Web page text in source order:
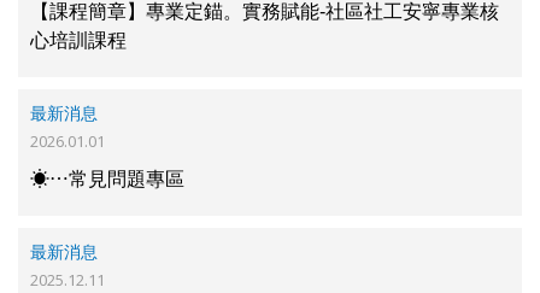
【課程簡章】專業定錨。實務賦能-社區社工安寧專業核
心培訓課程
最新消息
☀⋯常見問題專區
2026.01.01
最新消息
2025.12.11